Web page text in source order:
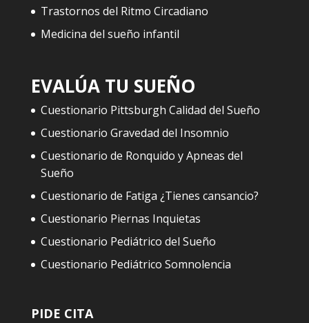
Trastornos del Ritmo Circadiano
Medicina del sueño infantil
EVALÚA TU SUEÑO
Cuestionario Pittsburgh Calidad del Sueño
Cuestionario Gravedad del Insomnio
Cuestionario de Ronquido y Apneas del
Sueño
Cuestionario de Fatiga ¿Tienes cansancio?
Cuestionario Piernas Inquietas
Cuestionario Pediátrico del Sueño
Cuestionario Pediátrico Somnolencia
PIDE CITA